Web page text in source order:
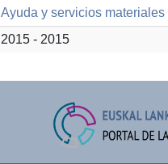
Ayuda y servicios
2015 - 2015